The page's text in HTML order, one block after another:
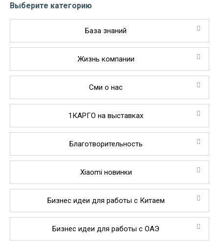
Выберите категорию
База знаний
Жизнь компании
Сми о нас
1КАРГО на выставках
Благотворительность
Xiaomi новинки
Бизнес идеи для работы с Китаем
Бизнес идеи для работы с ОАЭ